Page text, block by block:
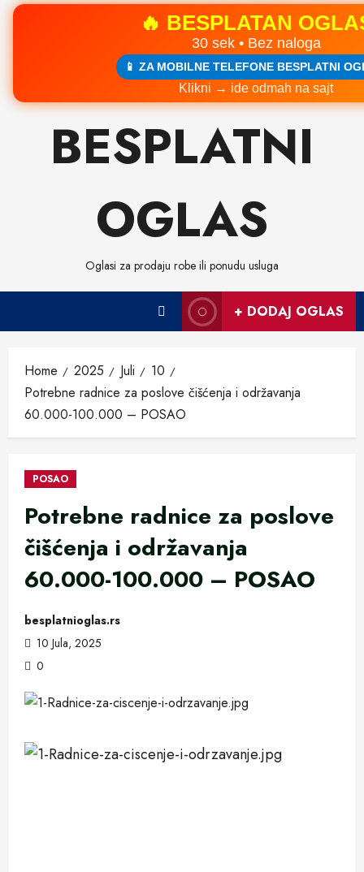
🔥 BESPLATAN
30 sek • Bez naloga
📱 ZA MOBILNE TELEFONE BESPLATNI
Klikni → ide odmah na sajt
Skip
BESPLATNI
OGLAS
Oglasi za prodaju robe ili ponudu usluga
+ DODAJ OGLAS
Home 2025 Juli
10
Potrebne radnice za poslove čišćenja i održavanja
60.000-100.000 – POSAO
POSAO
Potrebne radnice za poslove
čišćenja i održavanja
60.000-100.000 – POSAO
besplatnioglas.rs
10 Jula, 2025
0